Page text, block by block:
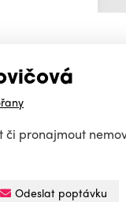
pronajmout
Odeslat poptávku